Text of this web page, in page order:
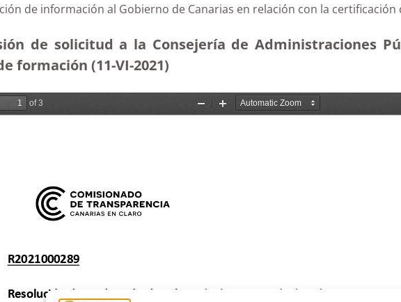
de información al Gobierno de Canarias en relación con la
de solicitud a la Consejería de Administraciones
formación (11-VI-2021)